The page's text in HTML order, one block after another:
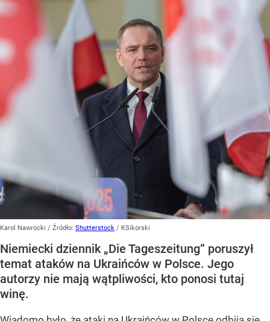
Karol Nawrocki / Źródło: Shutterstock / KSikorski
Niemiecki dziennik „Die Tageszeitung” poruszył
temat ataków na Ukraińców w Polsce. Jego
autorzy nie mają wątpliwości, kto ponosi tutaj
winę.